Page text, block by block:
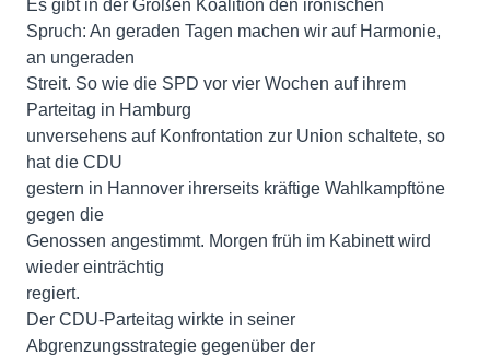
Es gibt in der Großen Koalition den ironischen
Spruch: An geraden Tagen machen wir auf Harmonie,
an ungeraden
Streit. So wie die SPD vor vier Wochen auf ihrem
Parteitag in Hamburg
unversehens auf Konfrontation zur Union schaltete, so
hat die CDU
gestern in Hannover ihrerseits kräftige Wahlkampftöne
gegen die
Genossen angestimmt. Morgen früh im Kabinett wird
wieder einträchtig
regiert.
Der CDU-Parteitag wirkte in seiner
Abgrenzungsstrategie gegenüber der